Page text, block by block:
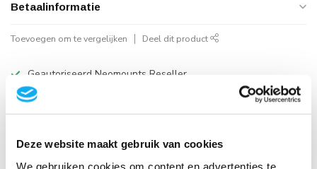
Deze website maakt gebruik van cookies
We gebruiken cookies om content en advertenties te
Betaalinformatie
Toevoegen om te vergelijken Deel dit product
Geautoriseerd Neomounts Reseller
Snelle Levering
Hoge Kwaliteit
VIDEO HANDLEIDING